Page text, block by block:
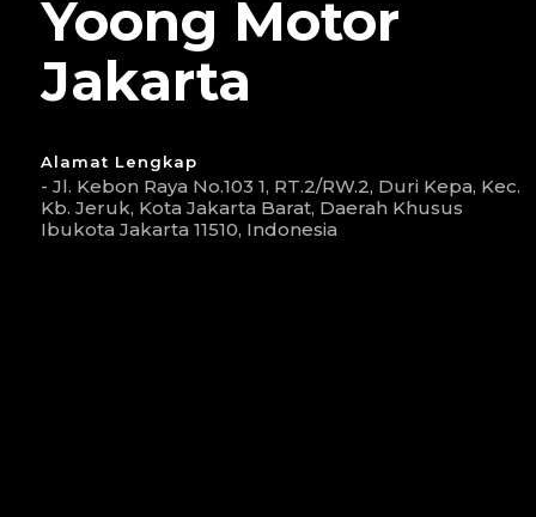
Yoong Motor
Jakarta
Alamat Lengkap
- Jl. Kebon Raya No.103 1, RT.2/RW.2, Duri Kepa, Kec.
Kb. Jeruk, Kota Jakarta Barat, Daerah Khusus
Ibukota Jakarta 11510, Indonesia